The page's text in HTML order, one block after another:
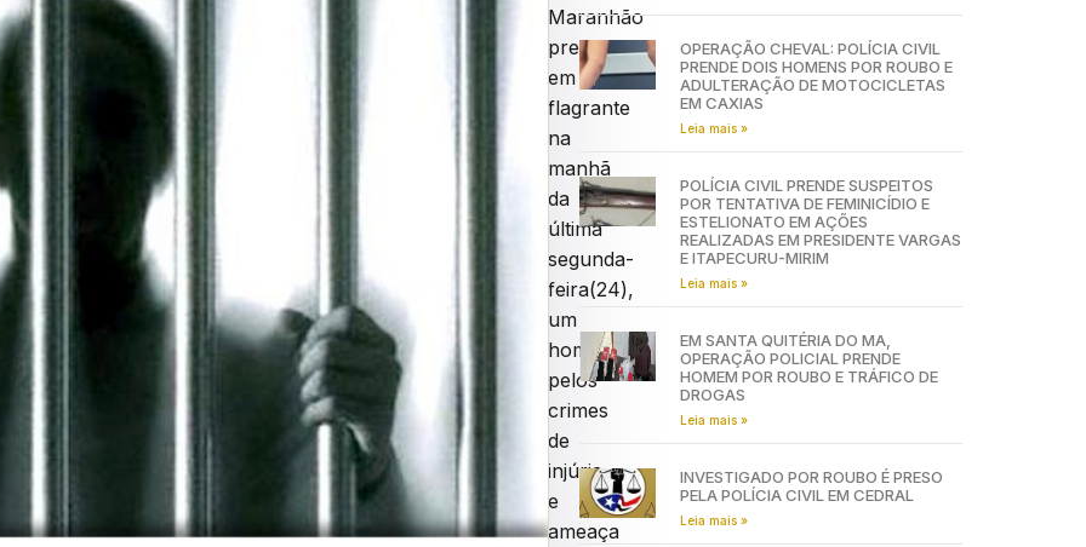
Maranhão
prendeu
em
flagrante
na
manhã
da
última
segunda-
feira(24),
um
homem
pelos
crimes
de
injúria
e
ameaça
OPERAÇÃO CHEVAL: POLÍCIA CIVIL
PRENDE DOIS HOMENS POR ROUBO E
ADULTERAÇÃO DE MOTOCICLETAS
EM CAXIAS
Leia mais »
POLÍCIA CIVIL PRENDE SUSPEITOS
POR TENTATIVA DE FEMINICÍDIO E
ESTELIONATO EM AÇÕES
REALIZADAS EM PRESIDENTE VARGAS
E ITAPECURU-MIRIM
Leia mais »
EM SANTA QUITÉRIA DO MA,
OPERAÇÃO POLICIAL PRENDE
HOMEM POR ROUBO E TRÁFICO DE
DROGAS
Leia mais »
INVESTIGADO POR ROUBO É PRESO
PELA POLÍCIA CIVIL EM CEDRAL
Leia mais »